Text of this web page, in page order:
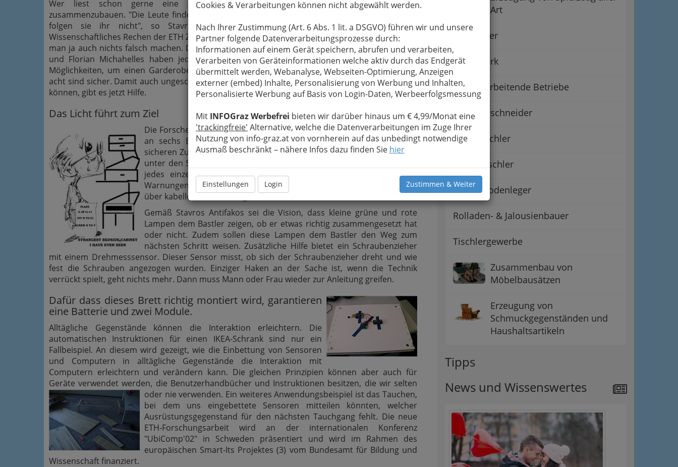
Cookies & Verarbeitungen können nicht abgewählt werden.
Nach Ihrer Zustimmung (Art. 6 Abs. 1 lit. a DSGVO) führen wir und unsere
Partner folgende Datenverarbeitungsprozesse durch:
Informationen auf einem Gerät speichern, abrufen und verarbeiten,
Verarbeiten von Geräteinformationen welche aktiv durch das Endgerät
übermittelt werden, Webanalyse, Webseiten-Optimierung, Anzeigen
externer (embed) Inhalte, Personalisierung von Werbung und Inhalten,
Personalisierte Werbung auf Basis von Login-Daten, Werbeerfolgsmessung
Mit INFOGraz Werbefrei bieten wir darüber hinaus um € 4,99/Monat eine
'trackingfreie' Alternative, welche die Datenverarbeitungen im Zuge Ihrer
Nutzung von info-graz.at von vornherein auf das unbedingt notwendige
Ausmaß beschränkt – nähere Infos dazu finden Sie hier
Einstellungen Login Zustimmen & Weiter
Wer liest schon gerne eine Anleitung, um ein Möbelstück
zusammenzubauen. "Die Leute finden die Anleitungen langweilig, also
folgen sie ihr nicht", so Stavros Antifakos, vom Institut für
Wissenschaftliches Rechen der ETH Zürich (2). Auf den ersten Blick kann
man ja auch nichts falsch machen. Die ETH-Forscher Professor Bernt Schiele, Stavros Antifakos
und Florian Michahelles haben jedoch herausgefunden, dass dem nicht so ist. Es gibt 44
Möglichkeiten, um einen Garderobenschrank von IKEA zusammenzubauen. Doch gerade mal
acht sind sicher. Damit auch ungeschickte Männer und Frauen einen Schrank zusammen bauen
können, gibt es jetzt Hilfe.
Das Licht führt zum Ziel
Die Forscher der ETH Zürich brachten Bewegungs- und Drucksensoren
an sechs Einzelteilen der Garderobe an. Die Sensoren sollen den
sicheren Zusammenbau garantieren. Die verschiedenen Daten werden
unter den Sensoren ausgetauscht. Sie berechnen gemeinsam, wo sich
jedes einzelne Brett befindet und geben Anweisungen, Tipps und
Warnungen. Diese erscheinen auf einem separaten Bildschirm, der
über kabellose Verbindungen mit den Sensoren in Kontakt steht.
Gemäß Stavros Antifakos sei die Vision, dass kleine grüne und rote
Lampen dem Bastler zeigen, ob er etwas richtig zusammengesetzt hat
oder nicht. Zudem sollen diese Lampen dem Bastler den Weg zum
nächsten Schritt weisen. Zusätzliche Hilfe bietet ein Schraubenzieher
mit einem Drehmesssensor. Dieser Sensor misst, ob sich der Schraubenzieher dreht und wie
fest die Schrauben angezogen wurden. Einziger Haken an der Sache ist, wenn die Technik
verrückt spielt, geht nichts mehr. Dann muss Mann oder Frau wieder zur Anleitung greifen.
Dafür dass dieses Brett richtig montiert wird, garantieren
eine Batterie und zwei Module.
Alltägliche Gegenstände können die Interaktion erleichtern. Die
automatischen Instruktionen für einen IKEA-Schrank sind nur ein
Fallbeispiel. An diesem wird gezeigt, wie die Einbettung von Sensoren
und Computern in alltägliche Gegenstände die Interaktion mit
Computern erleichtern und verändern kann. Die gleichen Prinzipien können aber auch für
Geräte verwendet werden, die Benutzerhandbücher und Instruktionen besitzen, die wir selten
oder nie verwenden. Ein weiteres Anwendungsbeispiel ist das Tauchen,
bei dem uns eingebettete Sensoren mitteilen könnten, welcher
Ausrüstungsgegenstand für den nächsten Tauchgang fehlt. Die neue
ETH-Forschungsarbeit wird an der internationalen Konferenz
"UbiComp'02" in Schweden präsentiert und wird im Rahmen des
europäischen Smart-Its Projektes (3) vom Bundesamt für Bildung und
Wissenschaft finanziert.
Art
Bootbauer
Hobelwerk
Holzverarbeitende Betriebe
Intarsienschneider
Kistentischler
Modelltischler
Parkettbodenleger
Rolladen- & Jalousienbauer
Tischlergewerbe
Zusammenbau von
Möbelbausätzen
Erzeugung von
Schmuckgegenständen und
Haushaltsartikeln
Tipps
News und Wissenswertes